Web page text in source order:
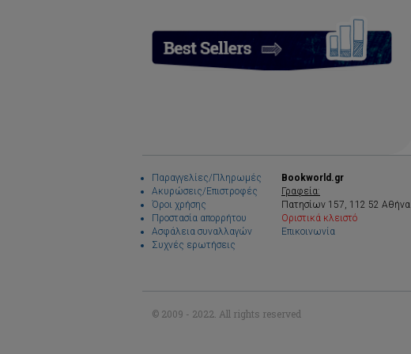
Παραγγελίες/Πληρωμές
Ακυρώσεις/Επιστροφές
Όροι χρήσης
Προστασία απορρήτου
Ασφάλεια συναλλαγών
Συχνές ερωτήσεις
Bookworld.gr
Γραφεία:
Πατησίων 157, 112 52 Αθήνα
Οριστικά κλειστό
Επικοινωνία
© 2009 - 2022. All rights reserved